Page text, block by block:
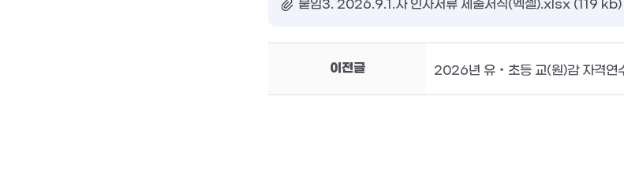
붙임3. 2026.9.1.자 인사서류 제출서식(엑셀).xlsx (119 kb)
이전글 2026년 유‧초등 교(원)감 자격연